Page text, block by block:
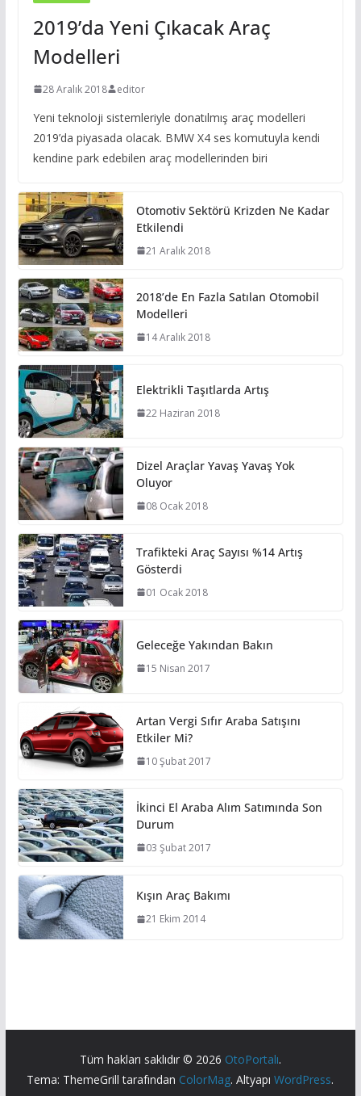
2019’da Yeni Çıkacak Araç
Modelleri
28 Aralık 2018 editor
Yeni teknoloji sistemleriyle donatılmış araç modelleri
2019’da piyasada olacak. BMW X4 ses komutuyla kendi
kendine park edebilen araç modellerinden biri
Otomotiv Sektörü Krizden Ne Kadar
Etkilendi
21 Aralık 2018
2018’de En Fazla Satılan Otomobil
Modelleri
14 Aralık 2018
Elektrikli Taşıtlarda Artış
22 Haziran 2018
Dizel Araçlar Yavaş Yavaş Yok
Oluyor
08 Ocak 2018
Trafikteki Araç Sayısı %14 Artış
Gösterdi
01 Ocak 2018
Geleceğe Yakından Bakın
15 Nisan 2017
Artan Vergi Sıfır Araba Satışını
Etkiler Mi?
10 Şubat 2017
İkinci El Araba Alım Satımında Son
Durum
03 Şubat 2017
Kışın Araç Bakımı
21 Ekim 2014
Tüm hakları saklıdır © 2026 OtoPortalı.
Tema: ThemeGrill tarafından ColorMag. AltyapıWordPress.